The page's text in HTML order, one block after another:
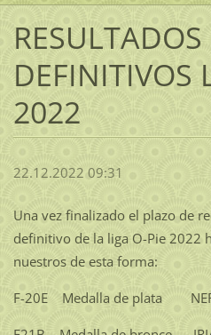
RESULTADOS
DEFINITIVOS
2022
22.12.2022 09:31
Una vez finalizado el plazo de
definitivo de la liga O-Pie 2022
nuestros de esta forma:
F-20E Medalla de plata